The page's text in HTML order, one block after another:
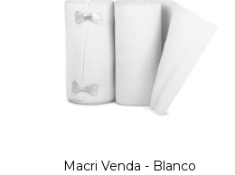
Macri Venda - Blanco